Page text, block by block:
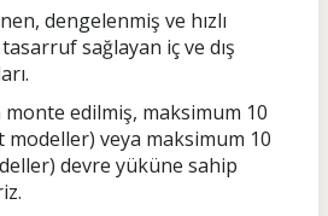
dengelenmiş ve hızlı
sağlayan iç ve dış
monte edilmiş, maksimum 10
veya maksimum 10
devre yüküne sahip